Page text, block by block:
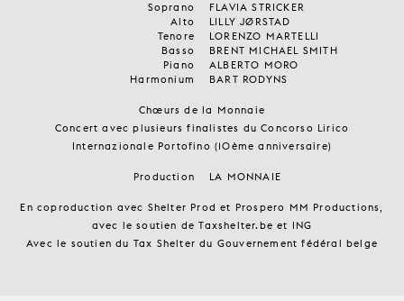
Soprano
FLAVIA STRICKER
Alto
LILLY JØRSTAD
Tenore
LORENZO MARTELLI
Basso
BRENT MICHAEL SMITH
Piano
ALBERTO MORO
Harmonium
BART RODYNS
Chœurs de la Monnaie
Concert avec plusieurs finalistes du Concorso Lirico
Internazionale Portofino (10ème anniversaire)
Production LA MONNAIE
En coproduction avec Shelter Prod et Prospero MM Productions,
avec le soutien de Taxshelter.be et ING
Avec le soutien du Tax Shelter du Gouvernement fédéral belge